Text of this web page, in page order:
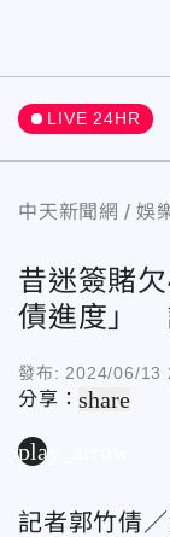
LIVE 24HR
中天新聞網 娛
昔迷簽賭
債進度」
發布: 2024/06/13
分享：share
play_arrow
記者郭竹倩